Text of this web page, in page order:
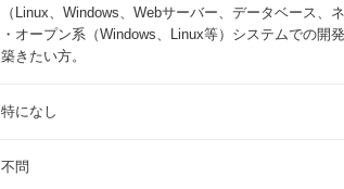
（Linux、Windows、Webサーバー、データベース、
・オープン系（Windows、Linux等）システムでの
築きたい方。
特になし
不問